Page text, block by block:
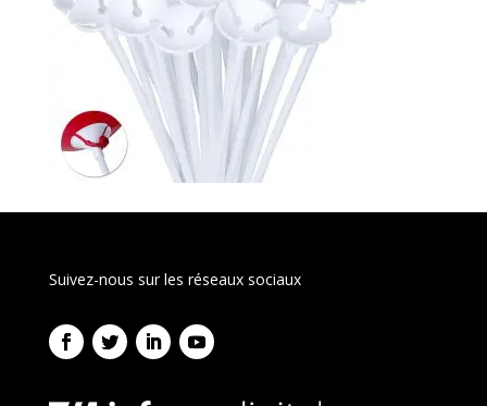
Suivez-nous sur les réseaux sociaux